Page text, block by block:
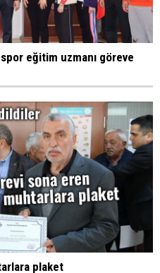
eğitim uzmanı göreve
plaket